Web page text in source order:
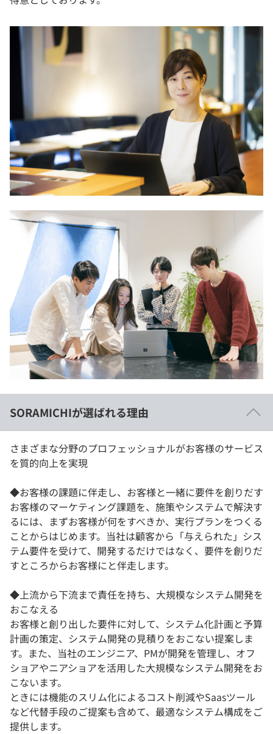
SORAMICHIが選ばれる理由
さまざまな分野のプロフェッショナルがお客様のサービス
を質的向上を実現
◆お客様の課題に伴走し、お客様と一緒に要件を創りだす
お客様のマーケティング課題を、施策やシステムで解決す
るには、まずお客様が何をすべきか、実行プランをつくる
ことからはじめます。当社は顧客から「与えられた」シス
テム要件を受けて、開発するだけではなく、要件を創りだ
すところからお客様にと伴走します。
◆上流から下流まで責任を持ち、大規模なシステム開発を
おこなえる
お客様と創り出した要件に対して、システム化計画と予算
計画の策定、システム開発の見積りをおこない提案しま
す。また、当社のエンジニア、PMが開発を管理し、オフ
ショアやニアショアを活用した大規模なシステム開発をお
こないます。
ときには機能のスリム化によるコスト削減やSaasツール
など代替手段のご提案も含めて、最適なシステム構成をご
提供します。